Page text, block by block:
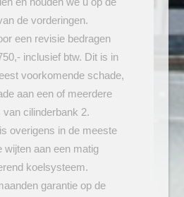
de vorderingen.
een revisie bedragen
inclusief btw. Dit is in
voorkomende schade,
aan een of meerdere
van cilinderbank 2.
overigens in de meeste
wijten aan een matig
koelsysteem.
garantie op de